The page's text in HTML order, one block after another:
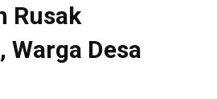
Rusak
Desa